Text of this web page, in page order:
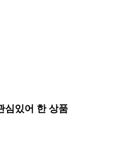
심있어 한 상품